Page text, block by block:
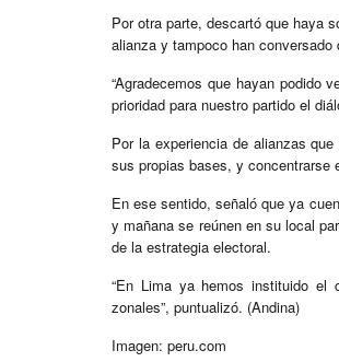
Por otra parte, descartó que haya
alianza y tampoco han
“Agradecemos que hayan podido
prioridad para nuestro partido el
Por la experiencia de alianzas
sus propias bases, y concentrarse
En ese sentido, señaló que ya
y mañana se reúnen en su local
de la estrategia electoral.
“En Lima ya hemos instituido el
zonales”, puntualizó. (Andina)
Imagen: peru.com